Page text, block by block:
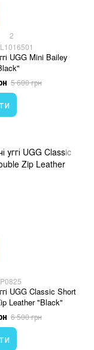
2
UGG Mini Bailey
5 600 грн
UGG Classic Short
Leather "Black"
6 500 грн